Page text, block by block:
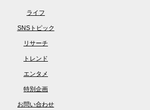
ライフ
SNSトピック
リサーチ
トレンド
エンタメ
特別企画
お問い合わせ